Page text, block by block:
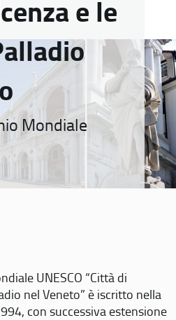
e le
Mondiale
UNESCO “Città di
nel Veneto” è iscritto nella
con successiva estensione